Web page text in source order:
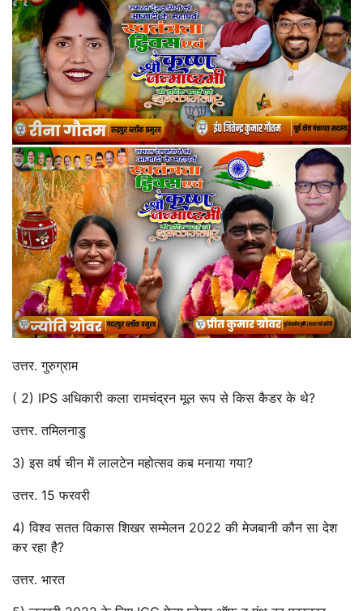
उत्तर. गुरुग्राम
( 2) IPS अधिकारी कला रामचंद्रन मूल रूप से किस कैडर के थे?
उत्तर. तमिलनाडु
3) इस वर्ष चीन में लालटेन महोत्सव कब मनाया गया?
उत्तर. 15 फरवरी
4) विश्व सतत विकास शिखर सम्मेलन 2022 की मेजबानी कौन सा देश
कर रहा है?
उत्तर. भारत